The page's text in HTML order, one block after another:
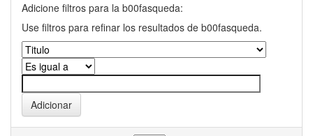
Adicione filtros para la b00fasqueda:
Use filtros para refinar los resultados de b00fasqueda.